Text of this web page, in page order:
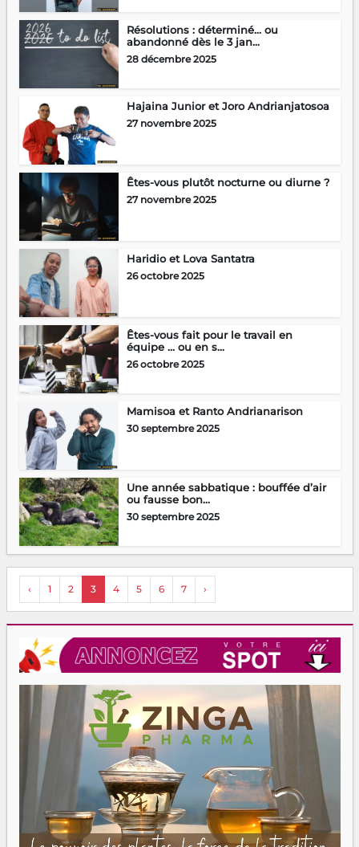
Résolutions : déterminé… ou
abandonné dès le 3 jan...
28 décembre 2025
Hajaina Junior et Joro Andrianjatosoa
27 novembre 2025
Êtes-vous plutôt nocturne ou diurne ?
27 novembre 2025
Haridio et Lova Santatra
26 octobre 2025
Êtes-vous fait pour le travail en
équipe … ou en s...
26 octobre 2025
Mamisoa et Ranto Andrianarison
30 septembre 2025
Une année sabbatique : bouffée d’air
ou fausse bon...
30 septembre 2025
‹ 1 2 3 4 5 6 7 ›